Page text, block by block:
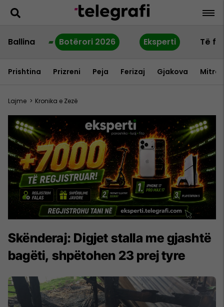
Ballina Botërori 2026 Eksperti Të
Prishtina Prizreni Peja Ferizaj Gjakova
Lajme > Kronika e Zezë
Skënderaj: Digjet stalla me gjashtë
bagëti, shpëtohen 23 prej tyre